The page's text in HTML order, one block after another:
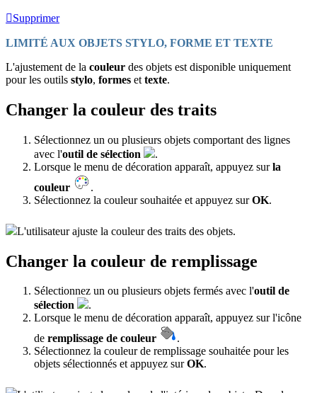
Supprimer
LIMITÉ AUX OBJETS STYLO, FORME ET TEXTE
L'ajustement de la couleur des objets est disponible uniquement
pour les outils stylo, formes et texte.
Changer la couleur des traits
Sélectionnez un ou plusieurs objets comportant des lignes
avec l'outil de sélection
.
Lorsque le menu de décoration apparaît, appuyez surla
couleur
.
Sélectionnez la couleur souhaitée et appuyez surOK.
L'utilisateur ajuste la couleur des traits des objets.
Changer la couleur de remplissage
Sélectionnez un ou plusieurs objets fermés avec l'outil de
sélection
.
Lorsque le menu de décoration apparaît, appuyez sur l'icône
de remplissage de couleur
.
Sélectionnez la couleur de remplissage souhaitée pour les
objets sélectionnés et appuyez surOK.